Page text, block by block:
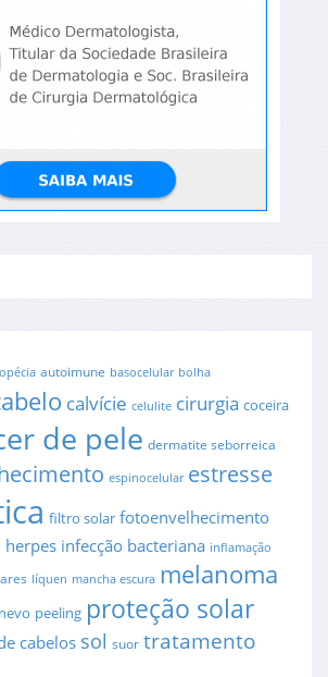
autoimune basocelular bolha
calvície celulite cirurgia coceira
de pele dermatite seborreica
espinocelular estresse
filtro solar fotoenvelhecimento
herpes infecção bacteriana inflamação
líquen mancha escura melanoma
nevo peeling proteção solar
cabelos sol suor tratamento